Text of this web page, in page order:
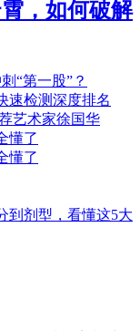
，如何破解
“第一股”？
速检测深度排名
艺术家徐国华
懂了
懂了
到剂型，看懂这5大